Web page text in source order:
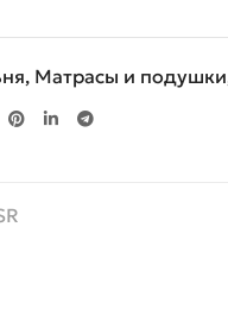
, Матрасы и подушки